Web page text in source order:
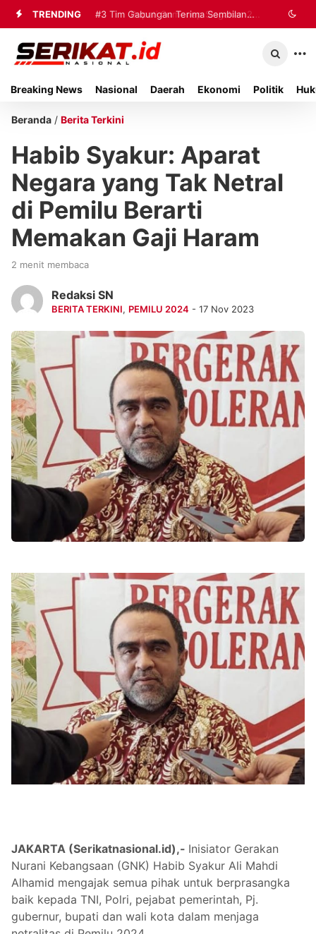
TRENDING #2 Bupati Sumenep Siagakan 20
Ambulans dan Tiga Rumah Sakit
#3 Tim Gabungan Terima Sembilan
Korban Evakuasi KM Mutiara Sentosa
Breaking News Nasional Daerah Ekonomi Politik
Beranda / Berita Terkini
Habib Syakur: Aparat
Negara yang Tak Netral
di Pemilu Berarti
Memakan Gaji Haram
2 menit membaca
Redaksi SN
BERITA TERKINI, PEMILU 2024 - 17 Nov 2023
JAKARTA (Serikatnasional.id),- Inisiator Gerakan
Nurani Kebangsaan (GNK) Habib Syakur Ali Mahdi
Alhamid mengajak semua pihak untuk berprasangka
baik kepada TNI, Polri, pejabat pemerintah, Pj.
gubernur, bupati dan wali kota dalam menjaga